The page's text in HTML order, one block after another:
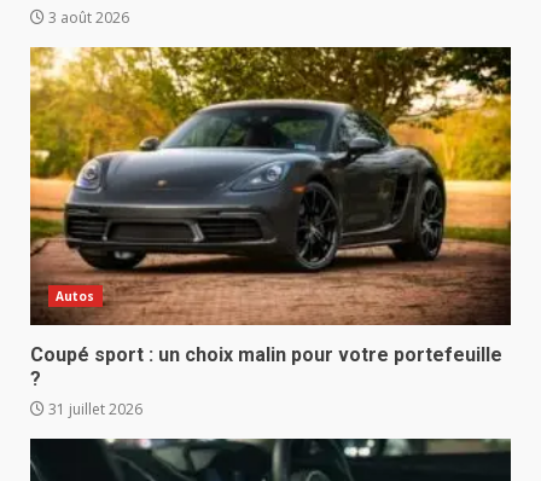
3 août 2026
Autos
Coupé sport : un choix malin pour votre portefeuille
?
31 juillet 2026